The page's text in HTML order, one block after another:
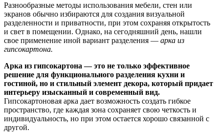
Разнообразные методы использования мебели, стен или
экранов обычно избираются для создания визуальной
разделенности и приватности, при этом сохраняя открытость
и свет в помещении. Однако, на сегодняшний день, нашли
свое применение иной вариант разделения — арка из
гипсокартона.
Арка из гипсокартона — это не только эффективное
решение для функционального разделения кухни и
гостиной, но и стильный элемент декора, который придает
интерьеру изысканный и современный вид.
Гипсокартоновая арка дает возможность создать гибкое
пространство, где каждая зона сохраняет свою четкость и
индивидуальность, но при этом остается хорошо связанной с
другой.